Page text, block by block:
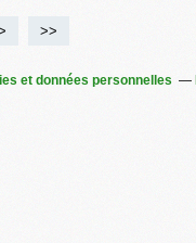
>>
et données personnelles